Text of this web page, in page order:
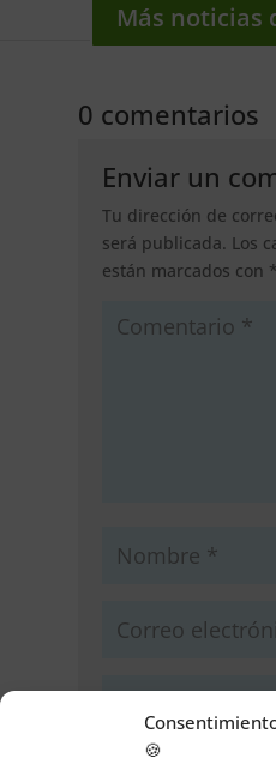
🍪
Más noticias
0 comentarios
Enviar un
Tu dirección de
será publicada. Los
están marcados con *
Guarda mi